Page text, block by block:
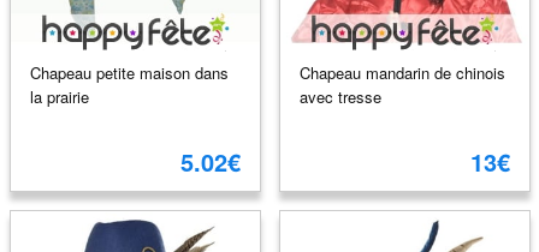
Chapeau petite maison dans
la prairie
5.02€
Chapeau mandarin de chinois
avec tresse
13€